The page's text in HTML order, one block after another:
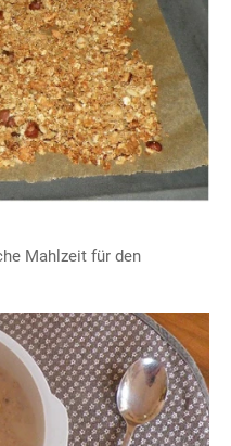
Mahlzeit für den